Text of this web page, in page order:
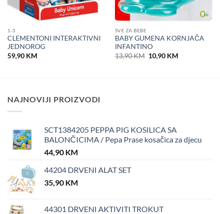
1-3
CLEMENTONI INTERAKTIVNI
JEDNOROG
59,90 KM
SVE ZA BEBE
BABY GUMENA KORNJAČA
INFANTINO
13,90KM Original
price
10,90 KMCurrent
NAJNOVIJI PROIZVODI
SCT1384205 PEPPA PIG KOSILICA SA
BALONČICIMA / Pepa Prase kosačica za djecu
44,90 KM
44204 DRVENI ALAT SET
35,90 KM
44301 DRVENI AKTIVITI TROKUT